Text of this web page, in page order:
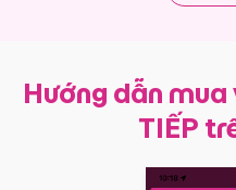
Hướng dẫn mua
TIẾP